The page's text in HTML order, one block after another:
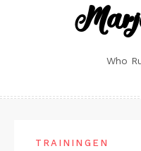
Who
TRAININGEN